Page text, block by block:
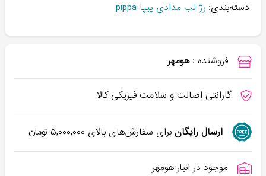
دسته‌بندی: رژ لب مدادی پیپا pippa
فروشنده : هومهر
گارانتی اصالت و سلامت فیزیکی کالا
ارسال رایگانبرای سفارش‌های بالای ۵,۰۰۰,۰۰۰تومان
موجود در انبار هومهر